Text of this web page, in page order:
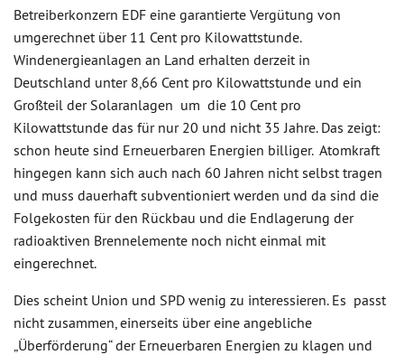
Betreiberkonzern EDF eine garantierte Vergütung von
umgerechnet über 11 Cent pro Kilowattstunde.
Windenergieanlagen an Land erhalten derzeit in
Deutschland unter 8,66 Cent pro Kilowattstunde und ein
Großteil der Solaranlagen um die 10 Cent pro
Kilowattstunde das für nur 20 und nicht 35 Jahre. Das zeigt:
schon heute sind Erneuerbaren Energien billiger. Atomkraft
hingegen kann sich auch nach 60 Jahren nicht selbst tragen
und muss dauerhaft subventioniert werden und da sind die
Folgekosten für den Rückbau und die Endlagerung der
radioaktiven Brennelemente noch nicht einmal mit
eingerechnet.
Dies scheint Union und SPD wenig zu interessieren. Es passt
nicht zusammen, einerseits über eine angebliche
„Überförderung“ der Erneuerbaren Energien zu klagen und